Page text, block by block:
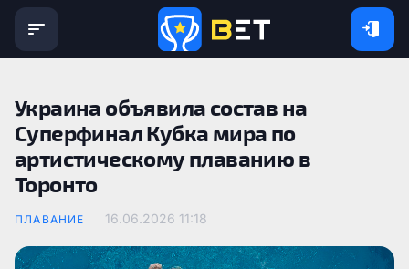
Украина объявила состав на
Суперфинал Кубка мира по
артистическому плаванию в
Торонто
ПЛАВАНИЕ 16.06.2026 11:18